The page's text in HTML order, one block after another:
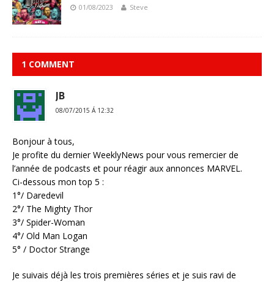
01/08/2023 Steve
1 COMMENT
JB
08/07/2015 Á 12:32
Bonjour à tous,
Je profite du dernier WeeklyNews pour vous remercier de
l’année de podcasts et pour réagir aux annonces MARVEL.
Ci-dessous mon top 5 :
1°/ Daredevil
2°/ The Mighty Thor
3°/ Spider-Woman
4°/ Old Man Logan
5° / Doctor Strange
Je suivais déjà les trois premières séries et je suis ravi de